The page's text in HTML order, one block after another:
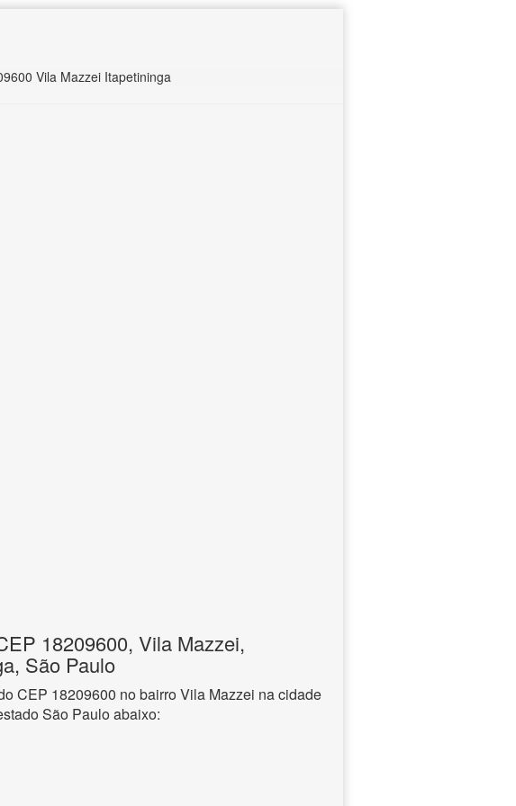
Vila Mazzei Itapetininga
18209600, Vila Mazzei,
São Paulo
CEP 18209600 no bairro Vila Mazzei na cidade
São Paulo abaixo: